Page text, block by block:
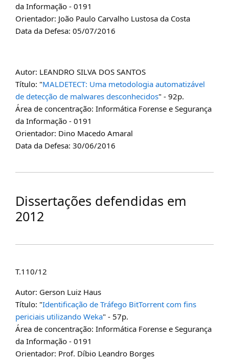
da Informação - 0191
Orientador: João Paulo Carvalho Lustosa da Costa
Data da Defesa: 05/07/2016
Autor: LEANDRO SILVA DOS SANTOS
Título: "MALDETECT: Uma metodologia automatizável
de detecção de malwares desconhecidos" - 92p.
Área de concentração: Informática Forense e Segurança
da Informação - 0191
Orientador: Dino Macedo Amaral
Data da Defesa: 30/06/2016
Dissertações defendidas em
2012
T.110/12
Autor: Gerson Luiz Haus
Título: "Identificação de Tráfego BitTorrent com fins
periciais utilizando Weka" - 57p.
Área de concentração: Informática Forense e Segurança
da Informação - 0191
Orientador: Prof. Díbio Leandro Borges